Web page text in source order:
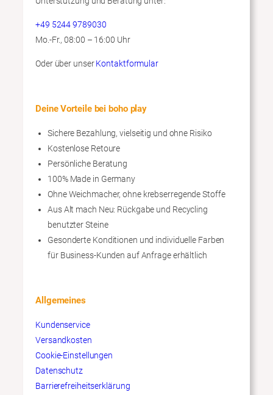
+49 5244 9789030
Mo.-Fr., 08:00 – 16:00 Uhr
Oder über unserKontaktformular
Deine Vorteile bei boho play
Sichere Bezahlung, vielseitig und ohne Risiko
Kostenlose Retoure
Persönliche Beratung
100% Made in Germany
Ohne Weichmacher, ohne krebserregende Stoffe
Aus Alt mach Neu: Rückgabe und Recycling
benutzter Steine
Gesonderte Konditionen und individuelle Farben
für Business-Kunden auf Anfrage erhältlich
Allgemeines
Kundenservice
Versandkosten
Cookie-Einstellungen
Datenschutz
Barrierefreiheitserklärung